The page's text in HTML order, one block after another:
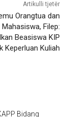
Artikulli tjetër
Orangtua dan
Mahasiswa, Filep:
Beasiswa KIP
Keperluan Kuliah
Bidang